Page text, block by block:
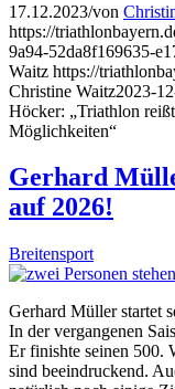
17.12.2023/von
https://
9a94-52da8f169635-
Waitz https://
Christine Waitz2023-
Höcker: „Triathlon
Möglichkeiten“
Gerhard
auf 2026!
Breitensport
Gerhard Müller startet
In der vergangenen
Er finishte seinen 500.
sind beeindruckend.